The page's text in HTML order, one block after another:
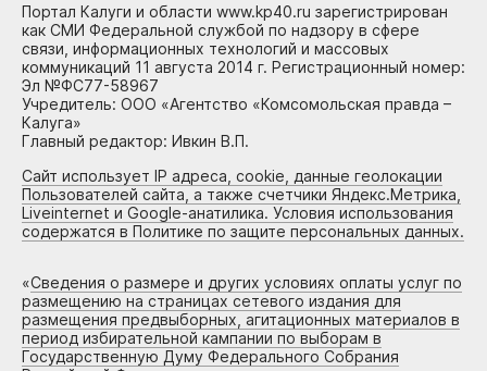
Портал Калуги и области www.kp40.ru зарегистрирован
как СМИ Федеральной службой по надзору в сфере
связи, информационных технологий и массовых
коммуникаций 11 августа 2014 г. Регистрационный номер:
Эл №ФС77-58967
Учредитель: ООО «Агентство «Комсомольская правда –
Калуга»
Главный редактор: Ивкин В.П.
Сайт использует IP адреса, cookie, данные геолокации
Пользователей сайта, а также счетчики Яндекс.Метрика,
Liveinternet и Google-анатилика. Условия использования
содержатся в Политике по защите персональных данных.
«Сведения о размере и других условиях оплаты услуг по
размещению на страницах сетевого издания для
размещения предвыборных, агитационных материалов в
период избирательной кампании по выборам в
Государственную Думу Федерального Собрания